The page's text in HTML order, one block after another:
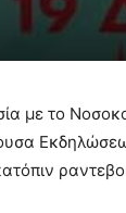
με το